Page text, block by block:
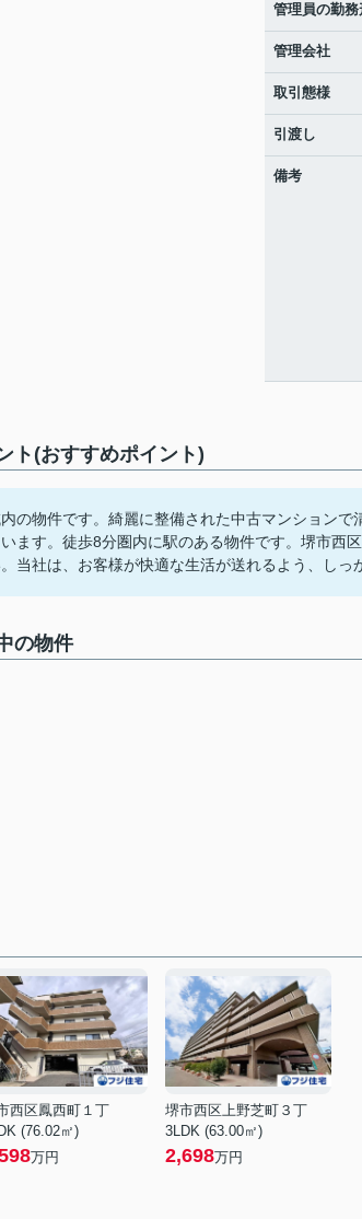
管理員の勤務
管理会社
取引態様
引渡し
備考
ト(おすすめポイント)
の物件です。綺麗に整備された中古マンション
ます。徒歩8分圏内に駅のある物件です。堺市西
当社は、お客様が快適な生活が送れるよう、しっ
の物件
西区鳳西町１丁
(76.02㎡)
万円
堺市西区上野芝町３丁
3LDK (63.00㎡)
2,698万円